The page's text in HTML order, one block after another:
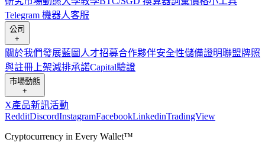
Telegram 機器人客服
公司
+
關於我們發展藍圖 人才招募合作夥伴安全性儲備證明聯盟牌照
與註冊 上架減排承諾Capital驗證
市場動態
+
X產品新訊活動
RedditDiscordInstagramFacebookLinkedinTradingView
Cryptocurrency in Every Wallet™